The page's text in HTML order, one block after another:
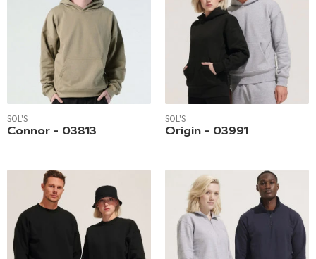
SOL'S
Connor - 03813
SOL'S
Origin - 03991